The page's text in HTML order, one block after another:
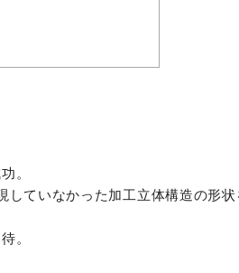
。
ていなかった加工立体構造の形状
。